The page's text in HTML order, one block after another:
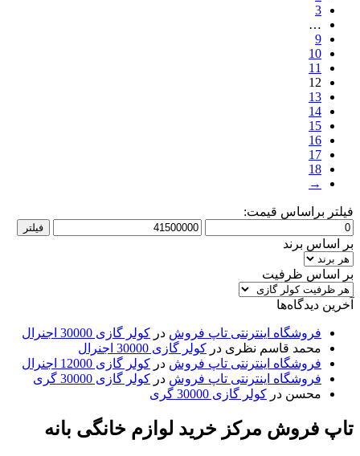
3
…
9
10
11
12
13
14
15
16
17
18
→
فیلتر براساس قیمت:
فیلتر
بر اساس برند
بر اساس ظرفیت
آخرین دیدگاه‌ها
فروشگاه اینترنتی تاپ فروش در کولر گازی 30000 اجنرال
محمد قاسم نظری در کولر گازی 30000 اجنرال
فروشگاه اینترنتی تاپ فروش در کولر گازی 12000 اجنرال
فروشگاه اینترنتی تاپ فروش در کولر گازی 30000 گری
محسن در کولر گازی 30000 گری
تاپ فروش مرکز خرید لوازم خانگی بانه